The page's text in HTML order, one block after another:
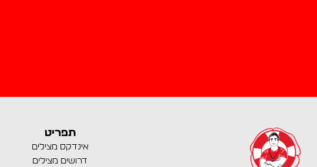
תפריט
אינדקס מצילים
דרושים מצילים